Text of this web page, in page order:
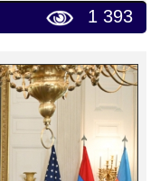
1 393